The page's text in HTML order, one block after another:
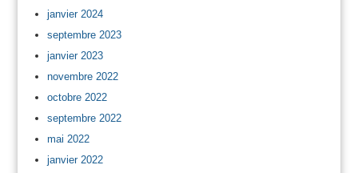
janvier 2024
septembre 2023
janvier 2023
novembre 2022
octobre 2022
septembre 2022
mai 2022
janvier 2022